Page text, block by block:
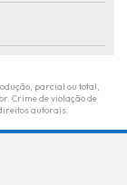
parcial ou total,
Crime de violação de
autorais